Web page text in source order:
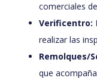
comerciales
Verificentro:
realizar las
Remolques/
que